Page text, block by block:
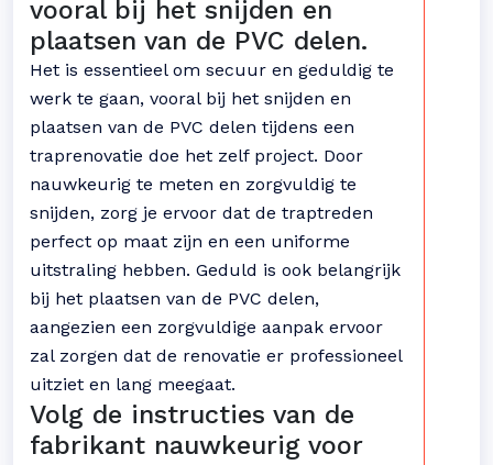
vooral bij het snijden en
plaatsen van de PVC delen.
Het is essentieel om secuur en geduldig te
werk te gaan, vooral bij het snijden en
plaatsen van de PVC delen tijdens een
traprenovatie doe het zelf project. Door
nauwkeurig te meten en zorgvuldig te
snijden, zorg je ervoor dat de traptreden
perfect op maat zijn en een uniforme
uitstraling hebben. Geduld is ook belangrijk
bij het plaatsen van de PVC delen,
aangezien een zorgvuldige aanpak ervoor
zal zorgen dat de renovatie er professioneel
uitziet en lang meegaat.
Volg de instructies van de
fabrikant nauwkeurig voor